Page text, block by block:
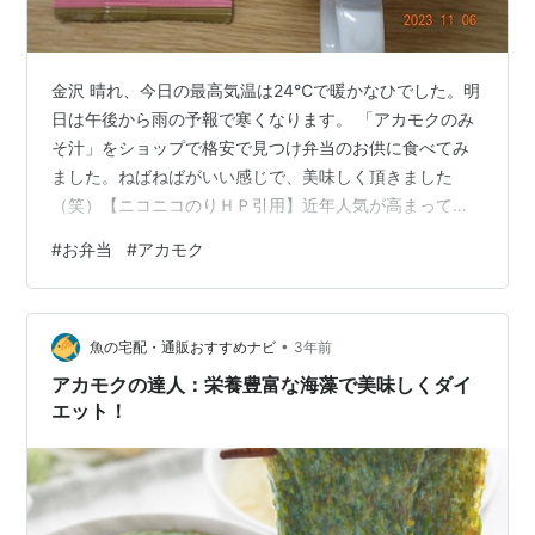
金沢 晴れ、今日の最高気温は24℃で暖かなひでした。明
日は午後から雨の予報で寒くなります。 「アカモクのみ
そ汁」をショップで格安で見つけ弁当のお供に食べてみ
ました。ねばねばがいい感じで、美味しく頂きました
（笑）【ニコニコのりＨＰ引用】近年人気が高まってい
の時期で最も粘りのある時期に収穫した国産アカモクを
使用しているので、ねばねばトロ～リとした食感をお楽
しみいただけます。【撮影場所 会社：2023年11月06日
DSC-RX100M3】 ランキング参加中でもう一押しお願い
します
#お弁当 #アカモク
魚の宅配・通販おすすめナビ • 3年前
アカモクの達人：栄養豊富な海藻で美味しくダイ
エット！